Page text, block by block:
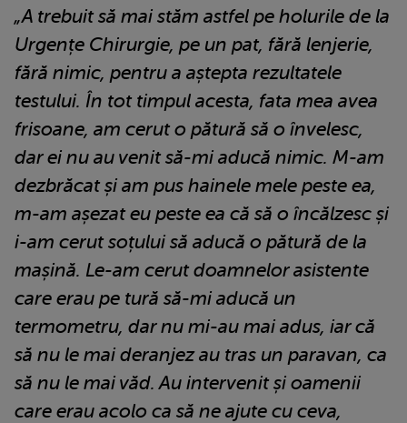
„A trebuit să mai stăm astfel pe holurile de la
Urgențe Chirurgie, pe un pat, fără lenjerie,
fără nimic, pentru a aștepta rezultatele
testului. În tot timpul acesta, fata mea avea
frisoane, am cerut o pătură să o învelesc,
dar ei nu au venit să-mi aducă nimic. M-am
dezbrăcat și am pus hainele mele peste ea,
m-am așezat eu peste ea că să o încălzesc și
i-am cerut soțului să aducă o pătură de la
mașină. Le-am cerut doamnelor asistente
care erau pe tură să-mi aducă un
termometru, dar nu mi-au mai adus, iar că
să nu le mai deranjez au tras un paravan, ca
să nu le mai văd. Au intervenit și oamenii
care erau acolo ca să ne ajute cu ceva,